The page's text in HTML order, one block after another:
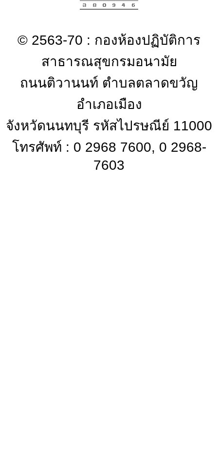
© 2563-70 : กองห้องปฏิบัติการ
สาธารณสุขกรมอนามัย
ถนนติวานนท์ ตำบลตลาดขวัญ
อำเภอเมือง
จังหวัดนนทบุรี รหัสไปรษณีย์ 11000
โทรศัพท์ : 0 2968 7600, 0 2968-
7603